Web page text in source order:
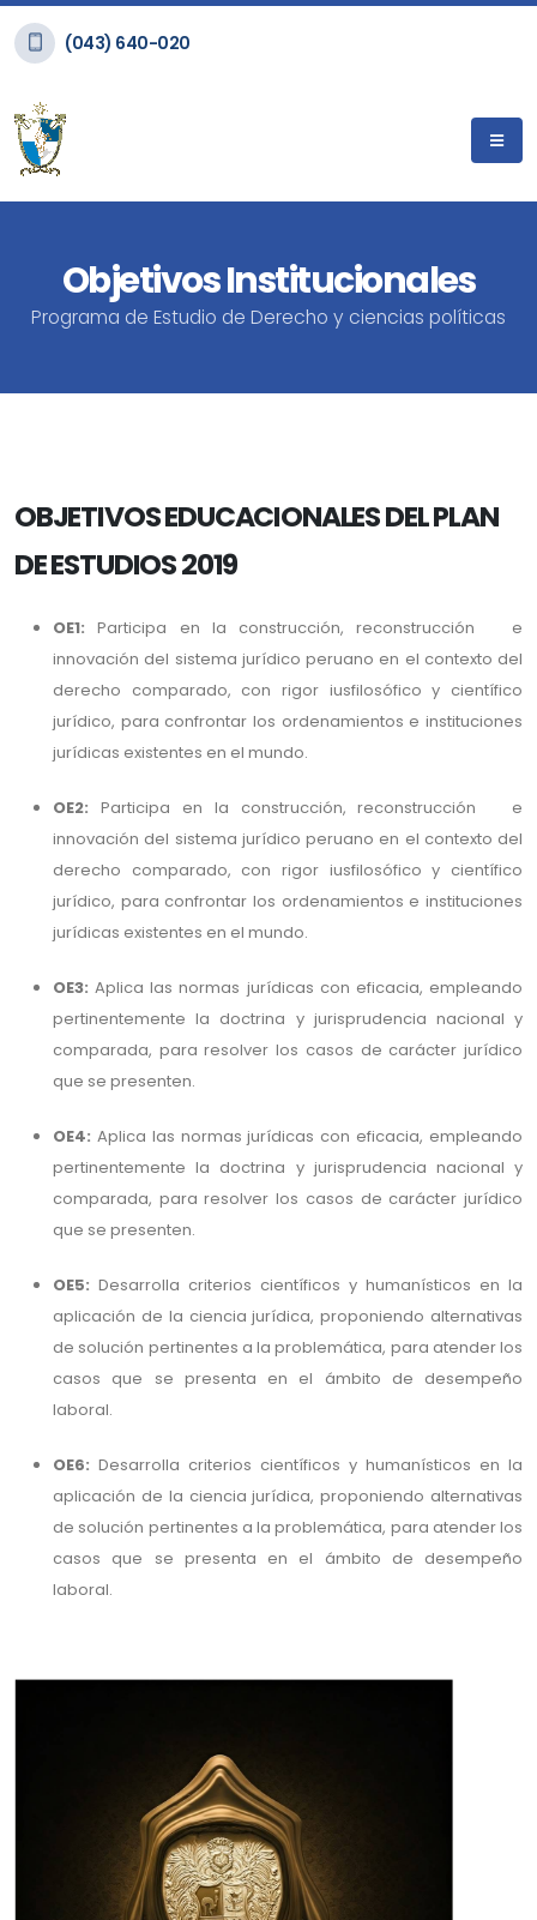
(043) 640-020
Objetivos Institucionales
Programa de Estudio de Derecho y ciencias políticas
OBJETIVOS EDUCACIONALES DEL PLAN
DE ESTUDIOS 2019
OE1:Participa en la construcción, reconstrucción e
innovación del sistema jurídico peruano en el contexto del
derecho comparado, con rigor iusfilosófico y científico
jurídico, para confrontar los ordenamientos e instituciones
jurídicas existentes en el mundo.
OE2: Participa en la construcción, reconstrucción e
innovación del sistema jurídico peruano en el contexto del
derecho comparado, con rigor iusfilosófico y científico
jurídico, para confrontar los ordenamientos e instituciones
jurídicas existentes en el mundo.
OE3: Aplica las normas jurídicas con eficacia, empleando
pertinentemente la doctrina y jurisprudencia nacional y
comparada, para resolver los casos de carácter jurídico
que se presenten.
OE4: Aplica las normas jurídicas con eficacia, empleando
pertinentemente la doctrina y jurisprudencia nacional y
comparada, para resolver los casos de carácter jurídico
que se presenten.
OE5: Desarrolla criterios científicos y humanísticos en la
aplicación de la ciencia jurídica, proponiendo alternativas
de solución pertinentes a la problemática, para atender los
casos que se presenta en el ámbito de desempeño
laboral.
OE6: Desarrolla criterios científicos y humanísticos en la
aplicación de la ciencia jurídica, proponiendo alternativas
de solución pertinentes a la problemática, para atender los
casos que se presenta en el ámbito de desempeño
laboral.